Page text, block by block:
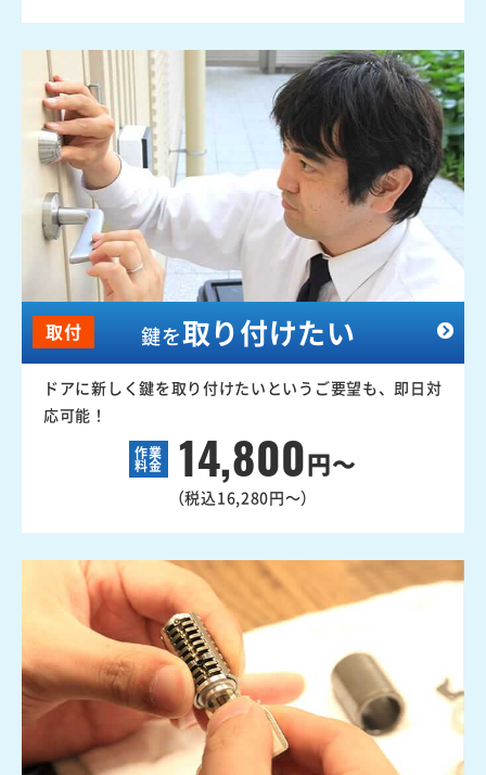
取付 鍵を取り付けたい
ドアに新しく鍵を取り付けたいというご要望も、即日対
応可能！
作業
料金 14,800円～
（税込16,280円～）